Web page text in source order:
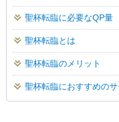
聖杯転臨に必要なQP量
聖杯転臨とは
聖杯転臨のメリット
聖杯転臨におすすめのサ